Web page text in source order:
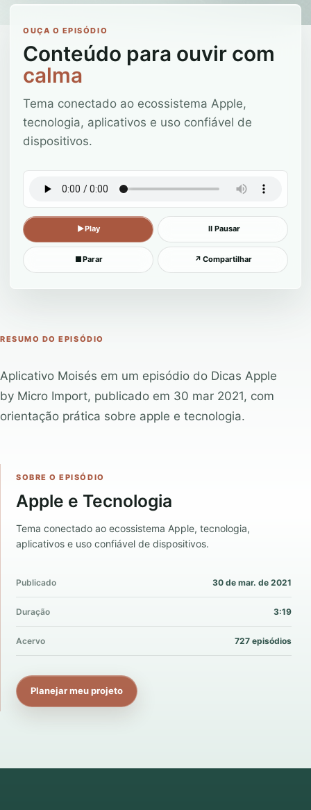
OUÇA O EPISÓDIO
Conteúdo para ouvir com
calma
Tema conectado ao ecossistema Apple,
tecnologia, aplicativos e uso confiável de
dispositivos.
▶Play Ⅱ Pausar
■Parar ↗ Compartilhar
RESUMO DO EPISÓDIO
Aplicativo Moisés em um episódio do Dicas Apple
by Micro Import, publicado em 30 mar 2021, com
orientação prática sobre apple e tecnologia.
SOBRE O EPISÓDIO
Apple e Tecnologia
Tema conectado ao ecossistema Apple, tecnologia,
aplicativos e uso confiável de dispositivos.
Publicado 30 de mar. de 2021
Duração 3:19
Acervo 727 episódios
Planejar meu projeto